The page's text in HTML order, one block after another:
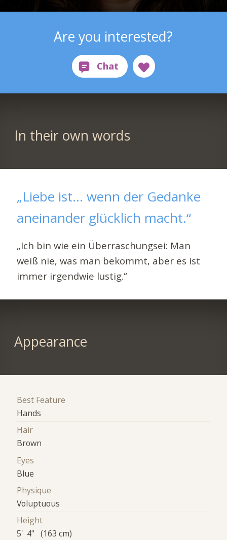
Are you interested?
In their own words
„Liebe ist… wenn der Gedanke
aneinander glücklich macht.“
„Ich bin wie ein Überraschungsei: Man
weiß nie, was man bekommt, aber es ist
immer irgendwie lustig.“
Appearance
Best Feature
Hands
Hair
Brown
Eyes
Blue
Physique
Voluptuous
Height
5' 4" (163 cm)